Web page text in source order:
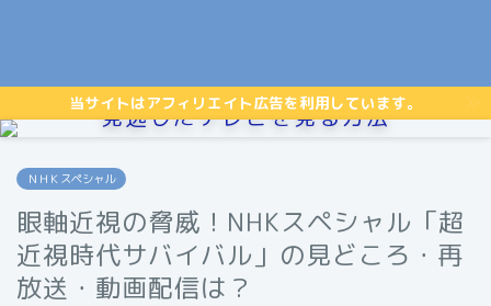
当サイトはアフィリエイト広告を利用しています。
見逃したテレビを見る方法
ＮＨＫスペシャル
眼軸近視の脅威！NHKスペシャル「超
近視時代サバイバル」の見どころ・再
放送・動画配信は？